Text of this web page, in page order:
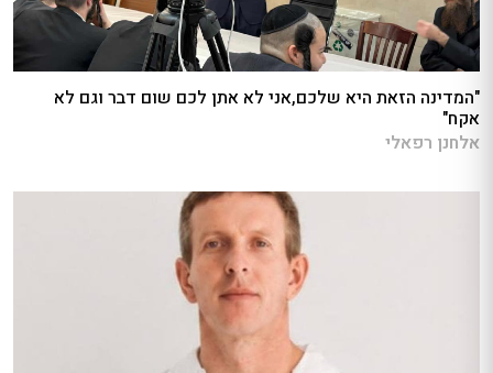
"המדינה הזאת היא שלכם,אני לא אתן לכם שום דבר וגם לא
אקח"
אלחנן רפאלי